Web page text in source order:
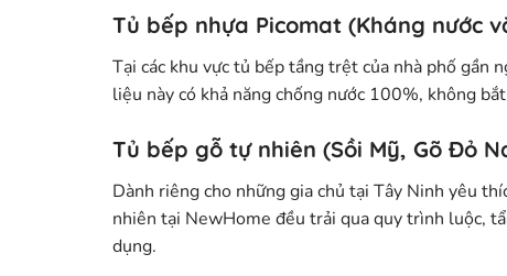
Tủ bếp nhựa Picomat (Kháng nước
Tại các khu vực tủ bếp tầng trệt của nhà phố gần
liệu này có khả năng chống nước 100%, không
Tủ bếp gỗ tự nhiên (Sồi Mỹ, Gõ Đỏ
Dành riêng cho những gia chủ tại Tây Ninh yêu
nhiên tại NewHome đều trải qua quy trình luộc,
dụng.